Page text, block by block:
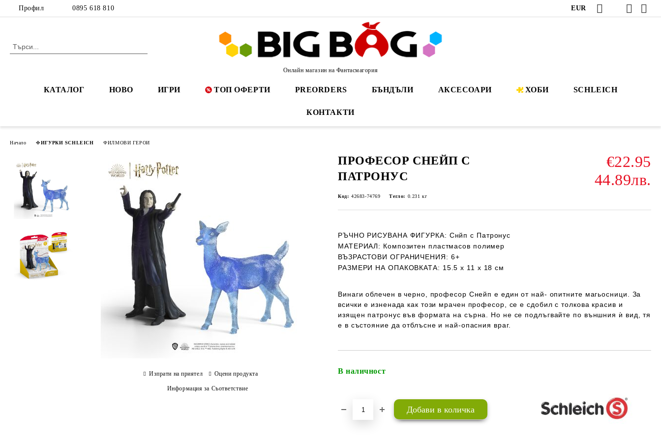
Профил 0895 618 810 EUR
Онлайн магазин на Фантасмагория
КАТАЛОГ НОВО ИГРИ ТОП ОФЕРТИ PREORDERS БЪНДЪЛИ АКСЕСОАРИ ХОБИ SCHLEICH
КОНТАКТИ
Начало ФИГУРКИ SCHLEICH ФИЛМОВИ ГЕРОИ
ПРОФЕСОР СНЕЙП С
ПАТРОНУС
€22.95
44.89лв.
Код: 42683-74769 Тегло: 0.231 кг
РЪЧНО РИСУВАНА ФИГУРКА: Снйп с Патронус
МАТЕРИАЛ: Композитен пластмасов полимер
ВЪЗРАСТОВИ ОГРАНИЧЕНИЯ: 6+
РАЗМЕРИ НА ОПАКОВКАТА: 15.5 х 11 х 18 см
Винаги облечен в черно, професор Снейп е един от най- опитните магьосници. За
всички е изненада как този мрачен професор, се е сдобил с толкова красив и
изящен патронус във формата на сърна. Но не се подлъгвайте по външния ѝ вид, тя
е в състояние да отблъсне и най-опасния враг.
В наличност
Изпрати на приятел Оцени продукта
Информация за Съответствие